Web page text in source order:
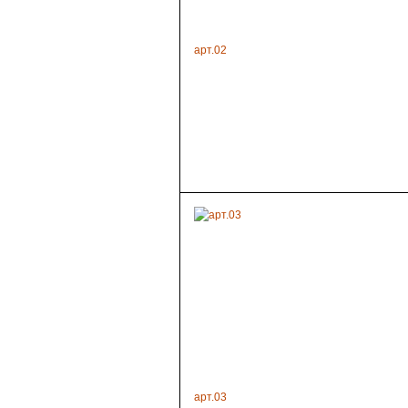
арт.02
арт.03